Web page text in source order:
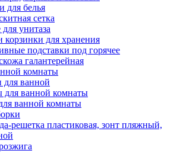
для белья
сетка
унитаза
корзинки для хранения
подставки под горячее
галантерейная
комнаты
для ванной
для ванной комнаты
ванной комнаты
решетка пластиковая, зонт пляжный,